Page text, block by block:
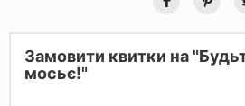
Замовити квитки на
мосьє!"